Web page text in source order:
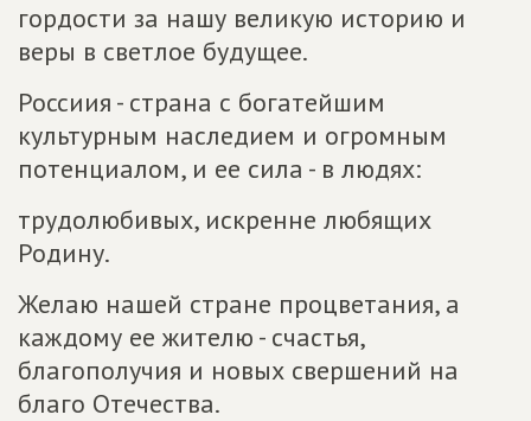
гордости за нашу великую историю и
веры в светлое будущее.
Россиия - страна с богатейшим
культурным наследием и огромным
потенциалом, и ее сила - в людях:
трудолюбивых, искренне любящих
Родину.
Желаю нашей стране процветания, а
каждому ее жителю - счастья,
благополучия и новых свершений на
благо Отечества.